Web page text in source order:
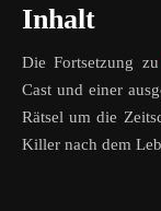
Inhalt
Die Fortsetzung
Cast und einer
Rätsel um die
Killer nach dem